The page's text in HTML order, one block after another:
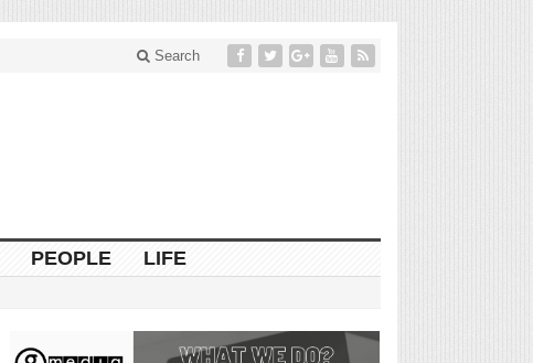
Search
PEOPLE LIFE